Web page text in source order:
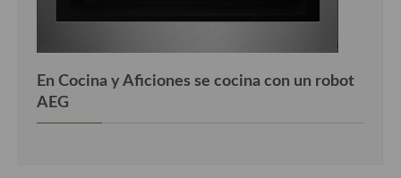
En Cocina y Aficiones se cocina con un robot
AEG